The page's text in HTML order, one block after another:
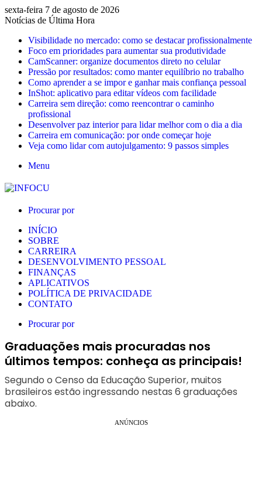
sexta-feira 7 de agosto de 2026
Notícias de Última Hora
Visibilidade no mercado: como se destacar profissionalmente
Foco em prioridades para aumentar sua produtividade
CamScanner: organize documentos direto no celular
Pressão por resultados: como manter equilíbrio no trabalho
Como aprender a se impor e ganhar mais confiança pessoal
InShot: aplicativo para editar vídeos com facilidade
Carreira sem direção: como reencontrar o caminho
profissional
Desenvolver paz interior para lidar melhor com o dia a dia
Carreira em comunicação: por onde começar hoje
Veja como lidar com autojulgamento: 9 passos simples
Menu
Procurar por
INÍCIO
SOBRE
CARREIRA
DESENVOLVIMENTO PESSOAL
FINANÇAS
APLICATIVOS
POLÍTICA DE PRIVACIDADE
CONTATO
Procurar por
Graduações mais procuradas nos
últimos tempos: conheça as principais!
Segundo o Censo da Educação Superior, muitos
brasileiros estão ingressando nestas 6 graduações
abaixo.
ANÚNCIOS